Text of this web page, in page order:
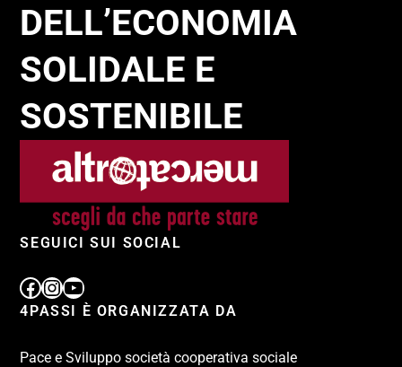
DELL’ECONOMIA
SOLIDALE E
SOSTENIBILE
SEGUICI SUI SOCIAL
4PASSI È ORGANIZZATA DA
Pace e Sviluppo società cooperativa sociale